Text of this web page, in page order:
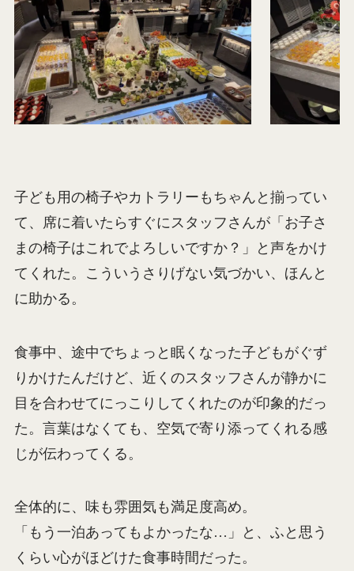
子ども用の椅子やカトラリーもちゃんと揃ってい
て、席に着いたらすぐにスタッフさんが「お子さ
まの椅子はこれでよろしいですか？」と声をかけ
てくれた。こういうさりげない気づかい、ほんと
に助かる。
食事中、途中でちょっと眠くなった子どもがぐず
りかけたんだけど、近くのスタッフさんが静かに
目を合わせてにっこりしてくれたのが印象的だっ
た。言葉はなくても、空気で寄り添ってくれる感
じが伝わってくる。
全体的に、味も雰囲気も満足度高め。
「もう一泊あってもよかったな…」と、ふと思う
くらい心がほどけた食事時間だった。